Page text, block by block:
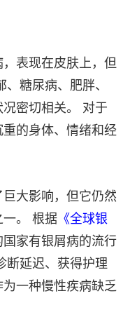
表现在皮肤上，但
糖尿病、肥胖、
密切相关。 对于
的身体、情绪和经
大影响，但它仍然
。 根据 《全球银
家有银屑病的流行
断延迟、获得护理
一种慢性疾病缺乏